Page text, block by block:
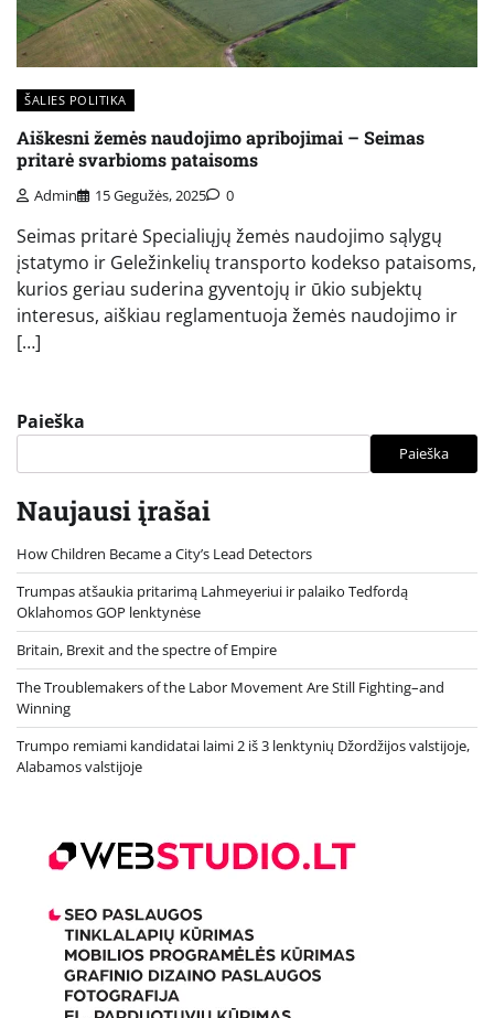
ŠALIES POLITIKA
Aiškesni žemės naudojimo apribojimai – Seimas
pritarė svarbioms pataisoms
Admin 15 Gegužės, 2025 0
Seimas pritarė Specialiųjų žemės naudojimo sąlygų
įstatymo ir Geležinkelių transporto kodekso pataisoms,
kurios geriau suderina gyventojų ir ūkio subjektų
interesus, aiškiau reglamentuoja žemės naudojimo ir
[…]
Paieška
Paieška
Naujausi įrašai
How Children Became a City’s Lead Detectors
Trumpas atšaukia pritarimą Lahmeyeriui ir palaiko Tedfordą
Oklahomos GOP lenktynėse
Britain, Brexit and the spectre of Empire
The Troublemakers of the Labor Movement Are Still Fighting–and
Winning
Trumpo remiami kandidatai laimi 2 iš 3 lenktynių Džordžijos valstijoje,
Alabamos valstijoje